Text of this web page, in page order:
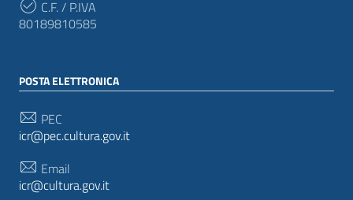
C.F. / P.IVA
80189810585
POSTA ELETTRONICA
PEC
icr@pec.cultura.gov.it
Email
icr@cultura.gov.it